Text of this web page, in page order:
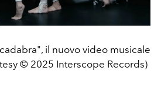
il nuovo video musicale
© 2025 Interscope Records)